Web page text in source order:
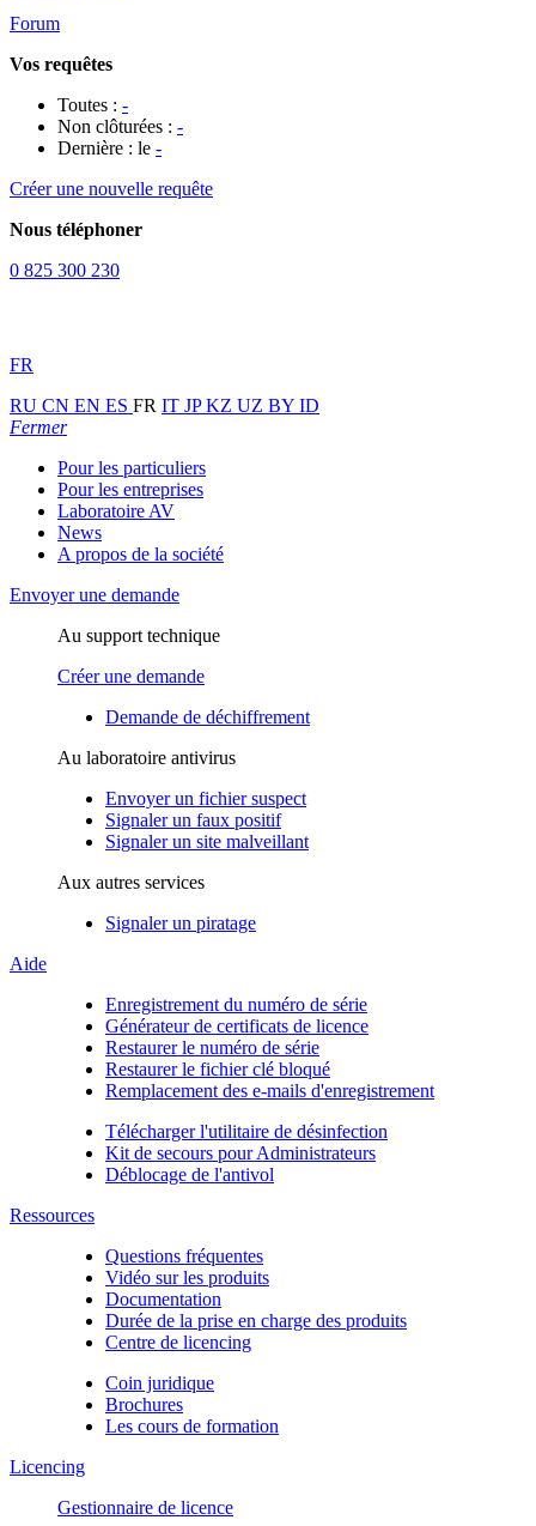
Forum
Vos requêtes
Toutes : -
Non clôturées : -
Dernière : le -
Créer une nouvelle requête
Nous téléphoner
0 825 300 230
FR
RU CN EN ES FR IT JPKZ UZ BY ID
Fermer
Pour les particuliers
Pour les entreprises
Laboratoire AV
News
A propos de la société
Envoyer une demande
Au support technique
Créer une demande
Demande de déchiffrement
Au laboratoire antivirus
Envoyer un fichier suspect
Signaler un faux positif
Signaler un site malveillant
Aux autres services
Signaler un piratage
Aide
Enregistrement du numéro de série
Générateur de certificats de licence
Restaurer le numéro de série
Restaurer le fichier clé bloqué
Remplacement des e-mails d'enregistrement
Télécharger l'utilitaire de désinfection
Kit de secours pour Administrateurs
Déblocage de l'antivol
Ressources
Questions fréquentes
Vidéo sur les produits
Documentation
Durée de la prise en charge des produits
Centre de licencing
Coin juridique
Brochures
Les cours de formation
Licencing
Gestionnaire de licence